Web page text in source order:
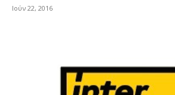
Ιούν 22, 2016